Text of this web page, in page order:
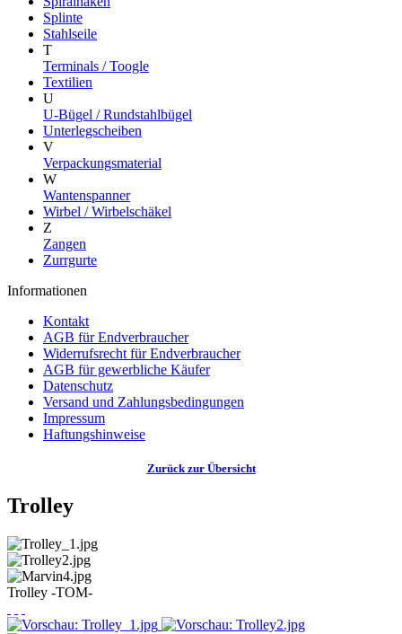
Splinte
Stahlseile
T
Terminals / Toogle
Textilien
U
U-Bügel / Rundstahlbügel
Unterlegscheiben
V
Verpackungsmaterial
W
Wantenspanner
Wirbel / Wirbelschäkel
Z
Zangen
Zurrgurte
Informationen
Kontakt
AGB für Endverbraucher
Widerrufsrecht für Endverbraucher
AGB für gewerbliche Käufer
Datenschutz
Versand und Zahlungsbedingungen
Impressum
Haftungshinweise
Zurück zur Übersicht
Trolley
Trolley -TOM-